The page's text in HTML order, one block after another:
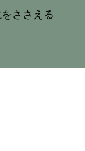
ささえる